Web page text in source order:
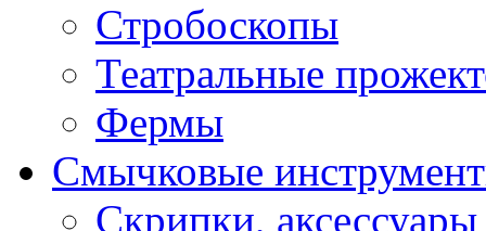
Стробоскопы
Театральные
Фермы
Смычковые
Скрипки, аксессуары